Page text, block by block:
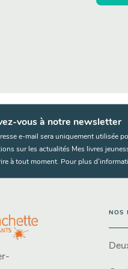
vous à notre newsletter
e-mail sera uniquement utilisée
sur les actualités Mes livres
à tout moment. Pour plus
NOS